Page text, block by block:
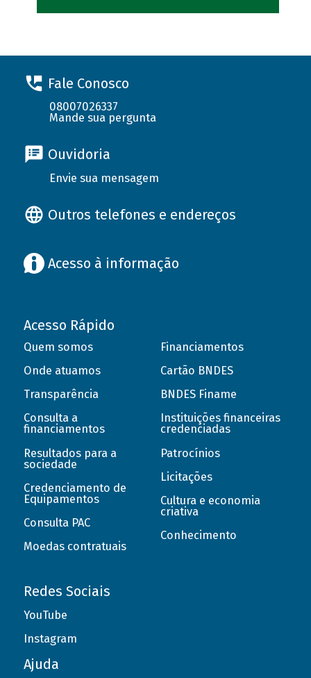
Fale Conosco
08007026337
Mande sua pergunta
Ouvidoria
Envie sua mensagem
Outros telefones e endereços
Acesso à informação
Acesso Rápido
Quem somos
Onde atuamos
Transparência
Consulta a
financiamentos
Resultados para a
sociedade
Credenciamento de
Equipamentos
Consulta PAC
Moedas contratuais
Financiamentos
Cartão BNDES
BNDES Finame
Instituições financeiras
credenciadas
Patrocínios
Licitações
Cultura e economia
criativa
Conhecimento
Redes Sociais
YouTube
Instagram
Ajuda